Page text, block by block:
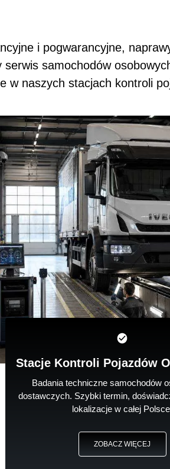
i pogwarancyjne,
serwis samochodów
w naszych stacjach kontroli
Stacje Kontroli Pojazdów
Badania techniczne samochodów
dostawczych. Szybki termin,
lokalizacje w całej
ZOBACZ WIĘCEJ